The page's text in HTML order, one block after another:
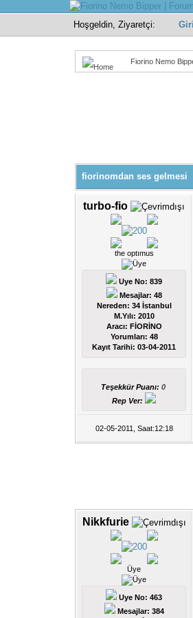
Hoşgeldin, Ziyaretçi:
Fiorino Nemo
fiorinomdan ses gelmesi
turbo-fio
the optımus
Uye No: 839
Mesajlar: 48
Nereden: 34 İstanbul
M.Yılı: 2010
Aracı: FİORİNO
Yorumları: 48
Kayıt Tarihi:03-04-2011
Teşekkür Puanı: 0
Rep Ver:
02-05-2011, Saat:12:18
Nikkfurie
Üye
Uye No: 463
Mesajlar: 384